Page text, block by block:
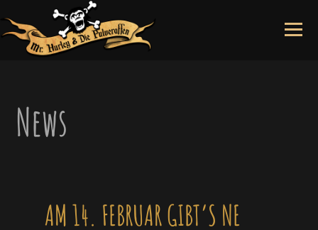
to
content
News
AM 14. FEBRUAR GIBT’S NE